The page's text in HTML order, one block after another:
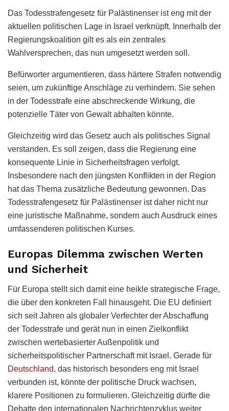
Das Todesstrafengesetz für Palästinenser ist eng mit der
aktuellen politischen Lage in Israel verknüpft. Innerhalb der
Regierungskoalition gilt es als ein zentrales
Wahlversprechen, das nun umgesetzt werden soll.
Befürworter argumentieren, dass härtere Strafen notwendig
seien, um zukünftige Anschläge zu verhindern. Sie sehen
in der Todesstrafe eine abschreckende Wirkung, die
potenzielle Täter von Gewalt abhalten könnte.
Gleichzeitig wird das Gesetz auch als politisches Signal
verstanden. Es soll zeigen, dass die Regierung eine
konsequente Linie in Sicherheitsfragen verfolgt.
Insbesondere nach den jüngsten Konflikten in der Region
hat das Thema zusätzliche Bedeutung gewonnen. Das
Todesstrafengesetz für Palästinenser ist daher nicht nur
eine juristische Maßnahme, sondern auch Ausdruck eines
umfassenderen politischen Kurses.
Europas Dilemma zwischen Werten
und Sicherheit
Für Europa stellt sich damit eine heikle strategische Frage,
die über den konkreten Fall hinausgeht. Die EU definiert
sich seit Jahren als globaler Verfechter der Abschaffung
der Todesstrafe und gerät nun in einen Zielkonflikt
zwischen wertebasierter Außenpolitik und
sicherheitspolitischer Partnerschaft mit Israel. Gerade für
Deutschland, das historisch besonders eng mit Israel
verbunden ist, könnte der politische Druck wachsen,
klarere Positionen zu formulieren. Gleichzeitig dürfte die
Debatte den internationalen Nachrichtenzyklus weiter